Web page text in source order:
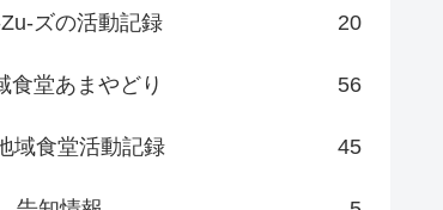
ズの活動記録 20
食堂あまやどり 56
域食堂活動記録 45